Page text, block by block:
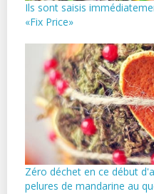
Ils sont saisis
«Fix Price»
Zéro déchet en ce début
pelures de mandarine au